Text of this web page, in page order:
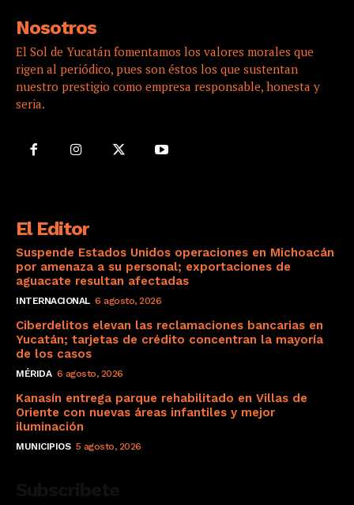
Nosotros
El Sol de Yucatán fomentamos los valores morales que
rigen al periódico, pues son éstos los que sustentan
nuestro prestigio como empresa responsable, honesta y
seria.
El Editor
Suspende Estados Unidos operaciones en Michoacán
por amenaza a su personal; exportaciones de
aguacate resultan afectadas
INTERNACIONAL 6 agosto, 2026
Ciberdelitos elevan las reclamaciones bancarias en
Yucatán; tarjetas de crédito concentran la mayoría
de los casos
MÉRIDA 6 agosto, 2026
Kanasín entrega parque rehabilitado en Villas de
Oriente con nuevas áreas infantiles y mejor
iluminación
MUNICIPIOS 5 agosto, 2026